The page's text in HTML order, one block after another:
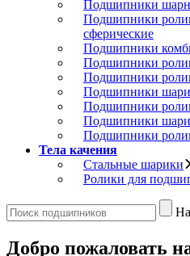
Подшипники
Подшипники
сферические
Подшипники
Подшипники
Подшипники
Подшипники
Подшипники
Подшипники
Подшипники
Тела качения
Стальные шарики
Ролики для
Добро пожаловать